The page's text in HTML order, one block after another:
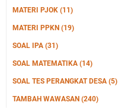
MATERI PJOK (11)
MATERI PPKN (19)
SOAL IPA (31)
SOAL MATEMATIKA (14)
SOAL TES PERANGKAT DESA (5)
TAMBAH WAWASAN (240)